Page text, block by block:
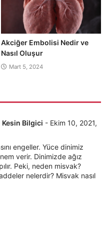
Akciğer Embolisi Nedir ve
Nasıl Oluşur
Mart 5, 2024
Kesin Bilgici - Ekim 10, 2021,
engeller. Yüce dinimiz
verir. Dinimizde ağız
Peki, neden misvak?
nelerdir? Misvak nasıl